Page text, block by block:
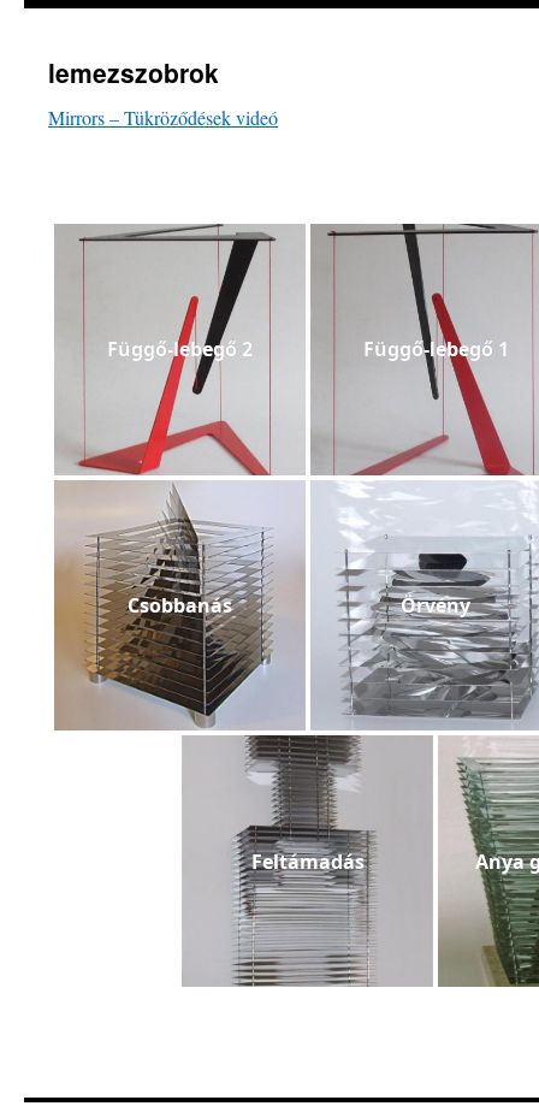
lemezszobrok
Mirrors – Tükröződések videó
Függő-lebegő 2 Függő-lebegő 1
Csobbanás Örvény
Feltámadás Anya